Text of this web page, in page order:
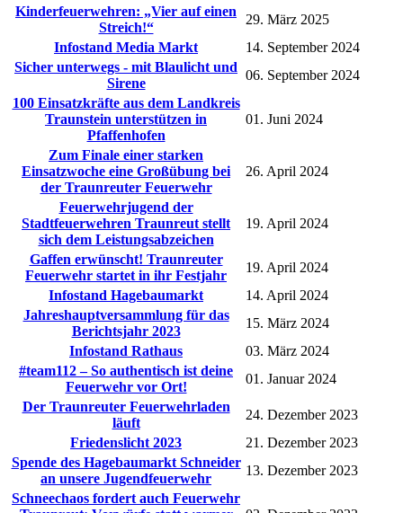
Kinderfeuerwehren: „Vier auf einen
Streich!“
29. März 2025
Infostand Media Markt
14. September 2024
Sicher unterwegs - mit Blaulicht und
Sirene
06. September 2024
100 Einsatzkräfte aus dem Landkreis
Traunstein unterstützen in
Pfaffenhofen
01. Juni 2024
Zum Finale einer starken
Einsatzwoche eine Großübung bei
der Traunreuter Feuerwehr
26. April 2024
Feuerwehrjugend der
Stadtfeuerwehren Traunreut stellt
sich dem Leistungsabzeichen
19. April 2024
Gaffen erwünscht! Traunreuter
Feuerwehr startet in ihr Festjahr
19. April 2024
Infostand Hagebaumarkt
14. April 2024
Jahreshauptversammlung für das
Berichtsjahr 2023
15. März 2024
Infostand Rathaus
03. März 2024
#team112 – So authentisch ist deine
Feuerwehr vor Ort!
01. Januar 2024
Der Traunreuter Feuerwehrladen
läuft
24. Dezember 2023
Friedenslicht 2023
21. Dezember 2023
Spende des Hagebaumarkt Schneider
an unsere Jugendfeuerwehr
13. Dezember 2023
Schneechaos fordert auch Feuerwehr